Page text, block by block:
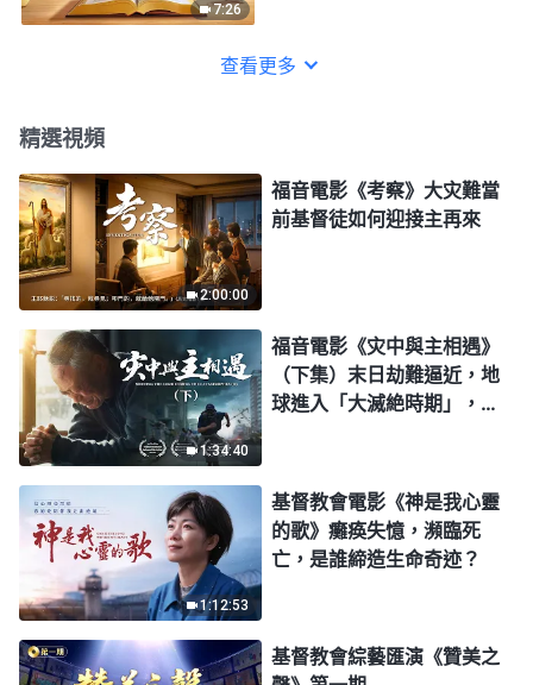
7:26
查看更多
精選視頻
2:00:00
福音電影《考察》大灾難當
前基督徒如何迎接主再來
1:34:40
福音電影《灾中與主相遇》
（下集）末日劫難逼近，地
球進入「大滅絶時期」，人
1:12:53
基督教會電影《神是我心靈
的歌》癱痪失憶，瀕臨死
亡，是誰締造生命奇迹？
基督教會綜藝匯演《贊美之